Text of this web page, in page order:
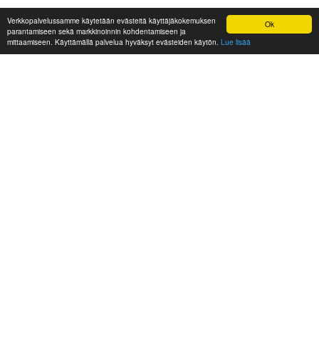
Ok
Verkkopalvelussamme käytetään evästeitä käyttäjäkokemuksen
parantamiseen sekä markkinoinnin kohdentamiseen ja
mittaamiseen. Käyttämällä palvelua hyväksyt evästeiden käytön. Lue lisää